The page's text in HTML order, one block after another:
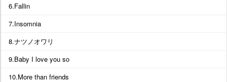
6.Fallin
7.Insomnia
8.ナツノオワリ
9.Baby I love you so
10.More than friends